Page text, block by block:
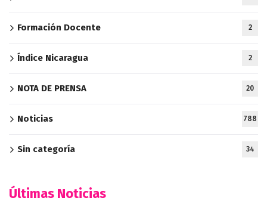
Formación Docente 2
Índice Nicaragua 2
NOTA DE PRENSA 20
Noticias 788
Sin categoría 34
Últimas Noticias